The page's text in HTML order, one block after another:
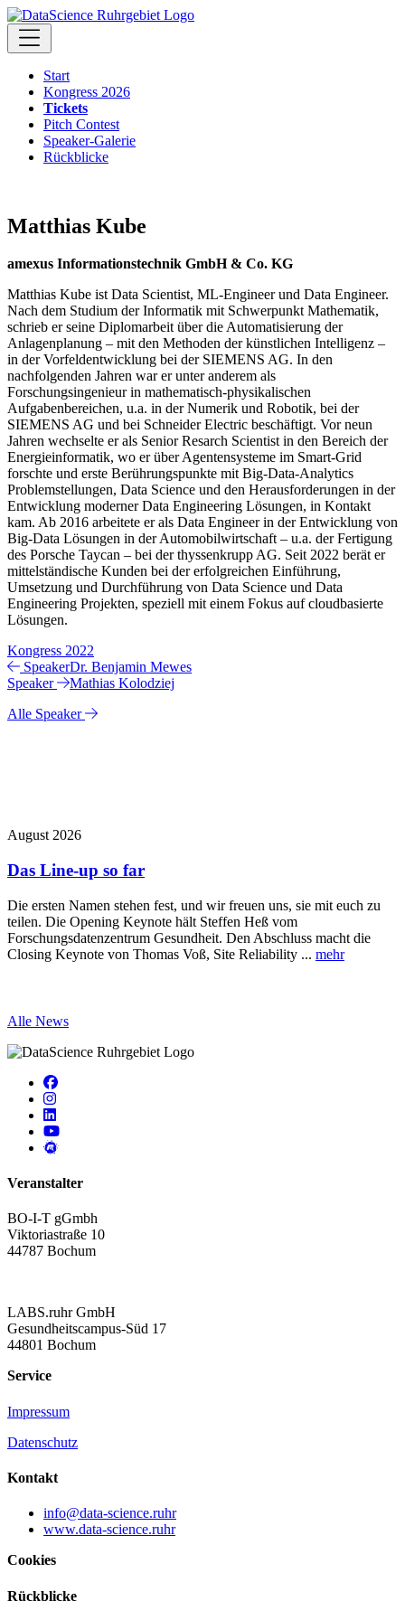
Start
Kongress 2026
Tickets
Pitch Contest
Speaker-Galerie
Rückblicke
Matthias Kube
amexus Informationstechnik GmbH & Co. KG
Matthias Kube ist Data Scientist, ML-Engineer und Data Engineer.
Nach dem Studium der Informatik mit Schwerpunkt Mathematik,
schrieb er seine Diplomarbeit über die Automatisierung der
Anlagenplanung – mit den Methoden der künstlichen Intelligenz –
in der Vorfeldentwicklung bei der SIEMENS AG. In den
nachfolgenden Jahren war er unter anderem als
Forschungsingenieur in mathematisch-physikalischen
Aufgabenbereichen, u.a. in der Numerik und Robotik, bei der
SIEMENS AG und bei Schneider Electric beschäftigt. Vor neun
Jahren wechselte er als Senior Resarch Scientist in den Bereich der
Energieinformatik, wo er über Agentensysteme im Smart-Grid
forschte und erste Berührungspunkte mit Big-Data-Analytics
Problemstellungen, Data Science und den Herausforderungen in der
Entwicklung moderner Data Engineering Lösungen, in Kontakt
kam. Ab 2016 arbeitete er als Data Engineer in der Entwicklung von
Big-Data Lösungen in der Automobilwirtschaft – u.a. der Fertigung
des Porsche Taycan – bei der thyssenkrupp AG. Seit 2022 berät er
mittelständische Kunden bei der erfolgreichen Einführung,
Umsetzung und Durchführung von Data Science und Data
Engineering Projekten, speziell mit einem Fokus auf cloudbasierte
Lösungen.
Kongress 2022
SpeakerDr. Benjamin Mewes
Speaker
Mathias Kolodziej
Alle Speaker
August 2026
Das Line-up so far
Die ersten Namen stehen fest, und wir freuen uns, sie mit euch zu
teilen. Die Opening Keynote hält Steffen Heß vom
Forschungsdatenzentrum Gesundheit. Den Abschluss macht die
Closing Keynote von Thomas Voß, Site Reliability ... mehr
Alle News
Veranstalter
BO-I-T gGmbh
Viktoriastraße 10
44787 Bochum
LABS.ruhr GmbH
Gesundheitscampus-Süd 17
44801 Bochum
Service
Impressum
Datenschutz
Kontakt
info@data-science.ruhr
www.data-science.ruhr
Cookies
Rückblicke